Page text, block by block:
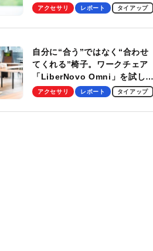
Pro」の実機レビューも
アクセサリ レポート タイアップ
自分に“合う”ではなく“合わせ
てくれる”椅子。ワークチェア
「LiberNovo Omni」を試して
わかったその魅力。まさかのス
アクセサリ レポート タイアップ